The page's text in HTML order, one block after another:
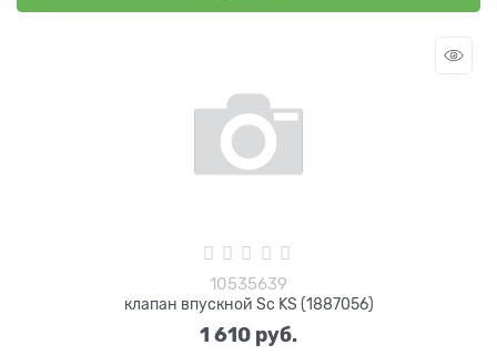
10535639
клапан впускной Sc KS (1887056)
1 610 руб.